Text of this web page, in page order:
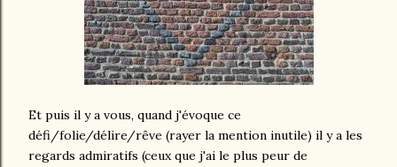
Et puis il y a vous, quand j'évoque ce
défi/folie/délire/rêve (rayer la mention inutile) il y a les
regards admiratifs (ceux que j'ai le plus peur de